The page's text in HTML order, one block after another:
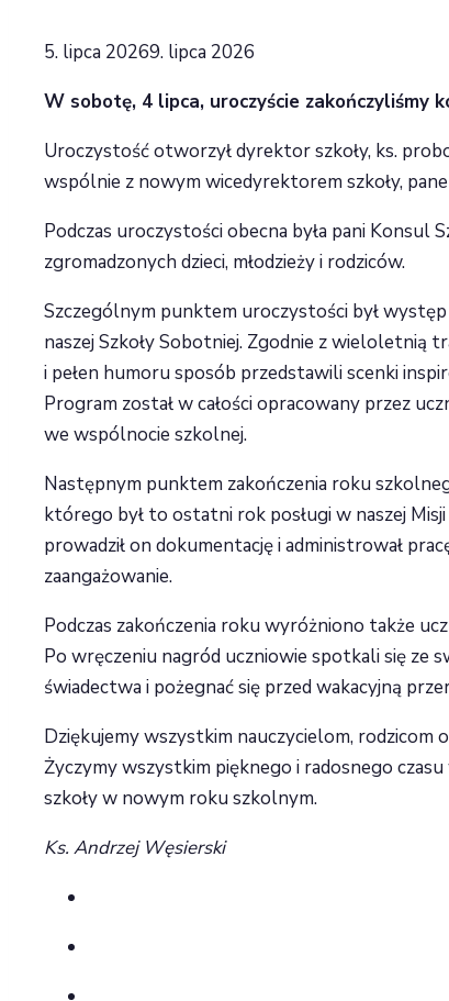
5. lipca 20269. lipca 2026
W sobotę, 4 lipca, uroczyście zakończyliśmy
Uroczystość otworzył dyrektor szkoły, ks.
wspólnie z nowym wicedyrektorem szkoły,
Podczas uroczystości obecna była pani Konsul
zgromadzonych dzieci, młodzieży i rodziców.
Szczególnym punktem uroczystości był
naszej Szkoły Sobotniej. Zgodnie z
i pełen humoru sposób przedstawili scenki
Program został w całości opracowany przez
we wspólnocie szkolnej.
Następnym punktem zakończenia roku
którego był to ostatni rok posługi w naszej
prowadził on dokumentację i administrował
zaangażowanie.
Podczas zakończenia roku wyróżniono także
Po wręczeniu nagród uczniowie spotkali się ze
świadectwa i pożegnać się przed wakacyjną
Dziękujemy wszystkim nauczycielom, rodzicom
Życzymy wszystkim pięknego i radosnego
szkoły w nowym roku szkolnym.
Ks. Andrzej Węsierski